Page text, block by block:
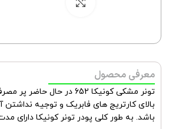
معرفی محصول
تونر مشکی کونیکا
بالای کارتریج های فابریک و توجیه نداشتن
باشد. به طور کلی پودر تونر کونیکا دارای